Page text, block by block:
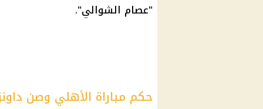
"عصام الشوالي".
حكم مباراة الأهلي وصن